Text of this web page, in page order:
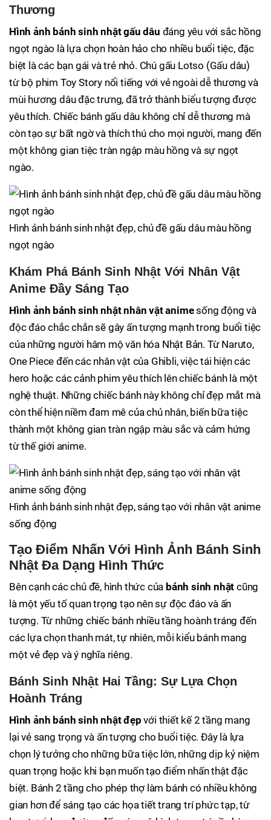
Thương
Hình ảnh bánh sinh nhật gấu dâu đáng yêu với sắc hồng
ngọt ngào là lựa chọn hoàn hảo cho nhiều buổi tiệc, đặc
biệt là các bạn gái và trẻ nhỏ. Chú gấu Lotso (Gấu dâu)
từ bộ phim Toy Story nổi tiếng với vẻ ngoài dễ thương và
mùi hương dâu đặc trưng, đã trở thành biểu tượng được
yêu thích. Chiếc bánh gấu dâu không chỉ dễ thương mà
còn tạo sự bất ngờ và thích thú cho mọi người, mang đến
một không gian tiệc tràn ngập màu hồng và sự ngọt
ngào.
Hình ảnh bánh sinh nhật đẹp, chủ đề gấu dâu màu hồng
ngọt ngào
Khám Phá Bánh Sinh Nhật Với Nhân Vật
Anime Đầy Sáng Tạo
Hình ảnh bánh sinh nhật nhân vật animesống động và
độc đáo chắc chắn sẽ gây ấn tượng mạnh trong buổi tiệc
của những người hâm mộ văn hóa Nhật Bản. Từ Naruto,
One Piece đến các nhân vật của Ghibli, việc tái hiện các
hero hoặc các cảnh phim yêu thích lên chiếc bánh là một
nghệ thuật. Những chiếc bánh này không chỉ đẹp mắt mà
còn thể hiện niềm đam mê của chủ nhân, biến bữa tiệc
thành một không gian tràn ngập màu sắc và cảm hứng
từ thế giới anime.
Hình ảnh bánh sinh nhật đẹp, sáng tạo với nhân vật anime
sống động
Tạo Điểm Nhấn Với Hình Ảnh Bánh Sinh
Nhật Đa Dạng Hình Thức
Bên cạnh các chủ đề, hình thức của bánh sinh nhật cũng
là một yếu tố quan trọng tạo nên sự độc đáo và ấn
tượng. Từ những chiếc bánh nhiều tầng hoành tráng đến
các lựa chọn thanh mát, tự nhiên, mỗi kiểu bánh mang
một vẻ đẹp và ý nghĩa riêng.
Bánh Sinh Nhật Hai Tầng: Sự Lựa Chọn
Hoành Tráng
Hình ảnh bánh sinh nhật đẹp với thiết kế 2 tầng mang
lại vẻ sang trọng và ấn tượng cho buổi tiệc. Đây là lựa
chọn lý tưởng cho những bữa tiệc lớn, những dịp kỷ niệm
quan trọng hoặc khi bạn muốn tạo điểm nhấn thật đặc
biệt. Bánh 2 tầng cho phép thợ làm bánh có nhiều không
gian hơn để sáng tạo các họa tiết trang trí phức tạp, từ